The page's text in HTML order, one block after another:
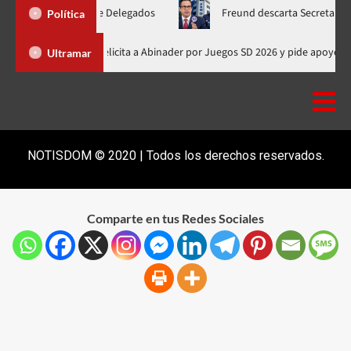
Política
de Delegados Freund descarta Secretaría de
Ultramar
Presidente de Honduras felicita a Abinader por Juegos SD 2026 y
NOTISDOM © 2020 | Todos los derechos reservados.
Comparte en tus Redes Sociales